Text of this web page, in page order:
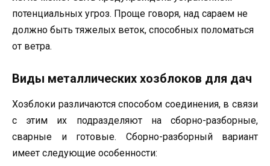
потенциальных угроз. Проще говоря, над сараем не
должно быть тяжелых веток, способных поломаться
от ветра.
Виды металлических хозблоков для дач
Хозблоки различаются способом соединения, в связи
с этим их подразделяют на сборно-разборные,
сварные и готовые. Сборно-разборный вариант
имеет следующие особенности: